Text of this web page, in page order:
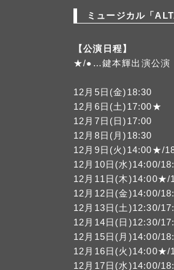
ミュージカル「
【公演日程】
★/●…鍵本輝出演公演
12月5日(金)18:30
12月6日(土)17:00★
12月7日(日)17:00
12月8日(月)18:30
12月9日(火)14:00★/
12月10日(水)14:00/
12月11日(木)14:00★/
12月12日(金)14:00/
12月13日(土)12:30/
12月14日(日)12:30/
12月15日(月)14:00/
12月16日(火)14:00★/
12月17日(水)14:00/